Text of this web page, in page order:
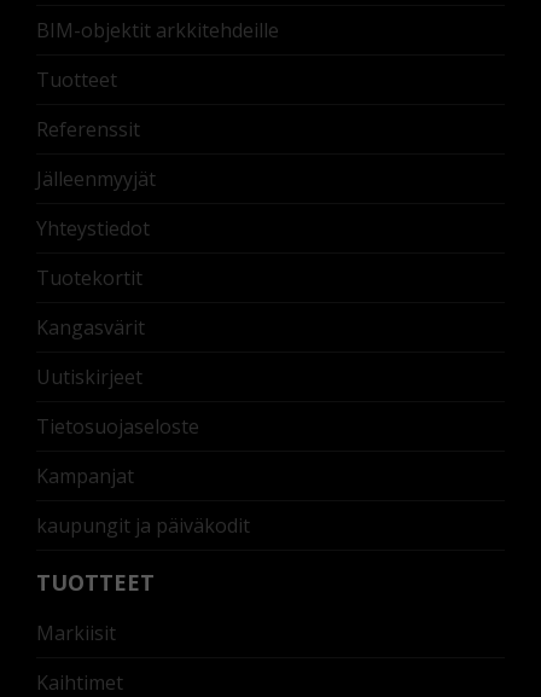
BIM-objektit arkkitehdeille
Tuotteet
Referenssit
Jälleenmyyjät
Yhteystiedot
Tuotekortit
Kangasvärit
Uutiskirjeet
Tietosuojaseloste
Kampanjat
kaupungit ja päiväkodit
TUOTTEET
Markiisit
Kaihtimet